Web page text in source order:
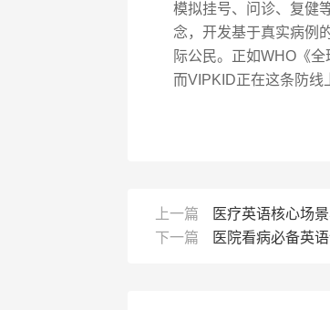
模拟挂号、问诊、复健
念，开发基于真实病例
际公民。正如WHO《
而VIPKID正在这条防线
上一篇
医疗英语核心场
下一篇
医院看病必备英